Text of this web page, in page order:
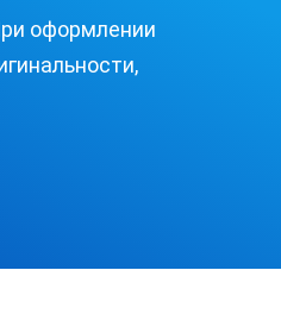
оформлении